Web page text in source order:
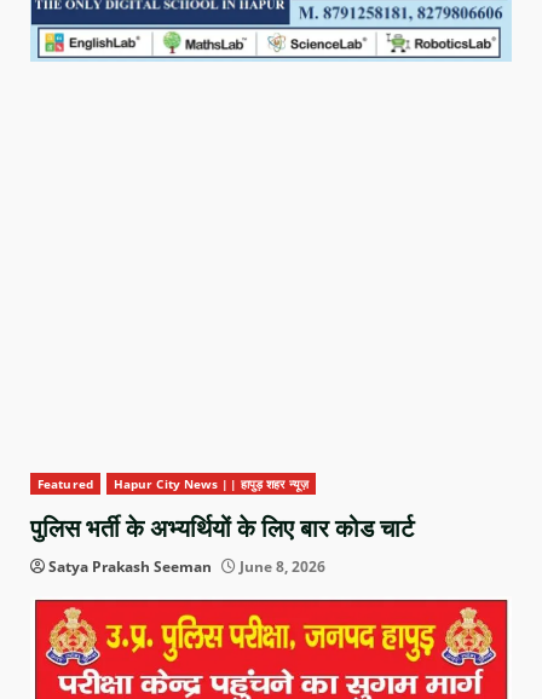
Featured Hapur City News || हापुड़ शहर न्यूज़
पुलिस भर्ती के अभ्यर्थियों के लिए बार कोड चार्ट
Satya Prakash Seeman June 8, 2026